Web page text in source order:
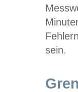
sein.